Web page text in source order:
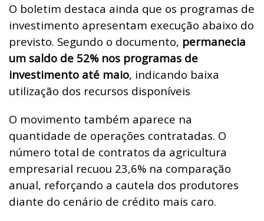
O boletim destaca ainda que os programas de
investimento apresentam execução abaixo do
previsto. Segundo o documento, permanecia
um saldo de 52% nos programas de
investimento até maio, indicando baixa
utilização dos recursos disponíveis
O movimento também aparece na
quantidade de operações contratadas. O
número total de contratos da agricultura
empresarial recuou 23,6% na comparação
anual, reforçando a cautela dos produtores
diante do cenário de crédito mais caro.